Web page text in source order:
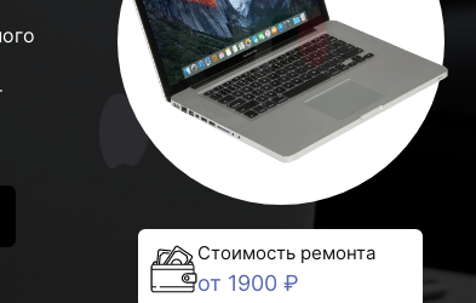
Стоимость ремонта
от 1900 ₽